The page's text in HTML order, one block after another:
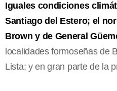
Iguales condiciones
Santiago del Estero; el
Brown y de General
localidades formoseñas de
Lista; y en gran parte de la